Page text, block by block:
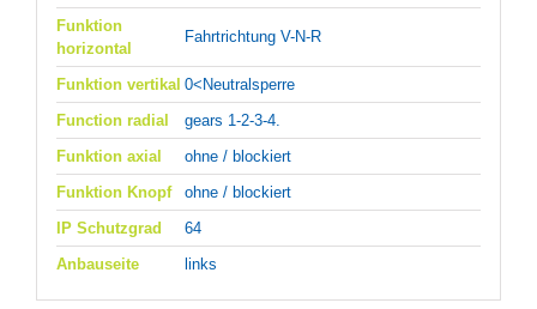
Funktion
horizontal
Fahrtrichtung V-N-R
Funktion vertikal 0<Neutralsperre
Function radial
gears 1-2-3-4.
Funktion axial
ohne / blockiert
Funktion Knopf
ohne / blockiert
IP Schutzgrad
64
Anbauseite
links